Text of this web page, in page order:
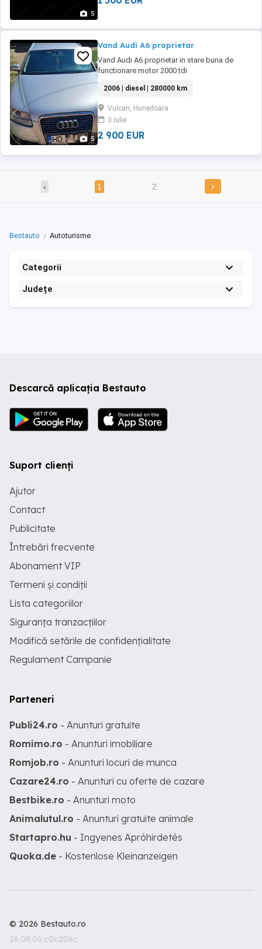
5
5
Vand Audi A6 proprietar
Vand Audi A6 proprietar in stare buna de
functionare motor 2000 tdi
2006 | diesel | 280000 km
Vulcan, Hunedoara
3 iulie
2 900 EUR
‹ 1 2 ›
Bestauto Autoturisme
Categorii
Județe
Descarcă aplicația Bestauto
Suport clienți
Ajutor
Contact
Publicitate
Întrebări frecvente
Abonament VIP
Termeni și condiții
Lista categoriilor
Siguranța tranzacțiilor
Modifică setările de confidențialitate
Regulament Campanie
Parteneri
Publi24.ro - Anunturi gratuite
Romimo.ro - Anunturi imobiliare
Romjob.ro - Anunturi locuri de munca
Cazare24.ro - Anunturi cu oferte de cazare
Bestbike.ro - Anunturi moto
Animalutul.ro - Anunturi gratuite animale
Startapro.hu - Ingyenes Apróhirdetés
Quoka.de - Kostenlose Kleinanzeigen
© 2026 Bestauto.ro
26.08.06.c0c206c